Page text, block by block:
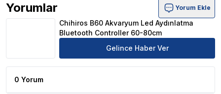
Yorumlar
Chihiros B60 Akvaryum Led Aydınlatma Bluetooth
Yorum Ekle
Chihiros B60 Akvaryum Led Aydınlatma
Bluetooth Controller 60-80cm
Gelince Haber Ver
0 Yorum